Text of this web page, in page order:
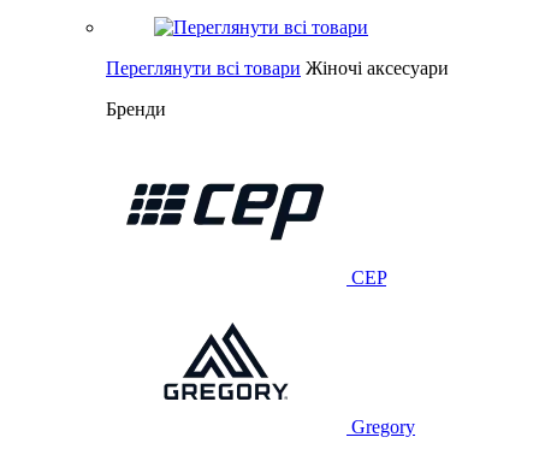
Переглянути всі товари Жіночі аксесуари
Бренди
CEP
Gregory